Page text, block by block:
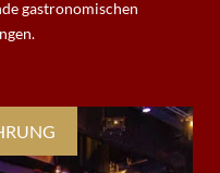
gastronomischen